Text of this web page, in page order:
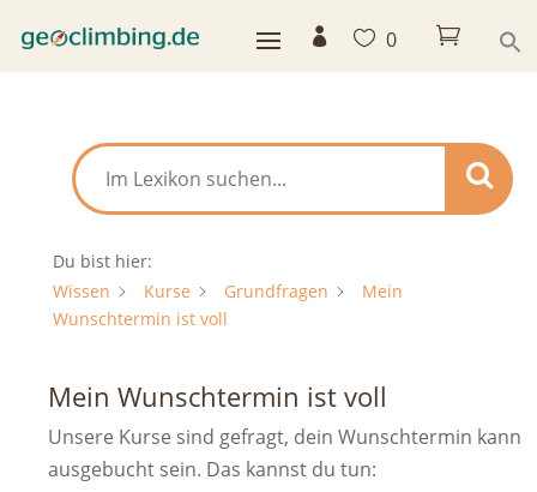
  0 
Du bist hier:
Wissen
Kurse Grundfragen
Mein
Wunschtermin ist voll
Mein Wunschtermin ist voll
Unsere Kurse sind gefragt, dein Wunschtermin kann
ausgebucht sein. Das kannst du tun: